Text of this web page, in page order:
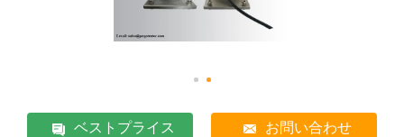
ベストプライス お問い合わせ